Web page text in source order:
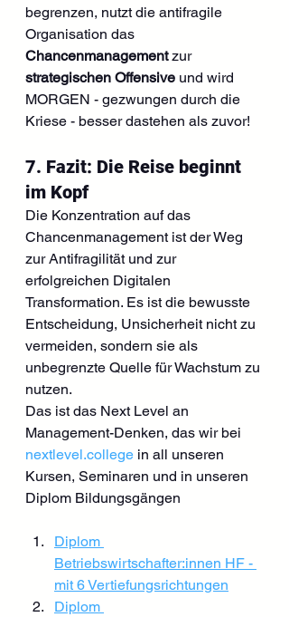
begrenzen, nutzt die antifragile
Organisation das
Chancenmanagement zur
strategischen Offensive und wird
MORGEN - gezwungen durch die
Kriese - besser dastehen als zuvor!
7. Fazit: Die Reise beginnt
im Kopf
Die Konzentration auf das
Chancenmanagement ist der Weg
zur Antifragilität und zur
erfolgreichen Digitalen
Transformation. Es ist die bewusste
Entscheidung, Unsicherheit nicht zu
vermeiden, sondern sie als
unbegrenzte Quelle für Wachstum zu
nutzen.
Das ist das Next Level an
Management-Denken, das wir bei
nextlevel.college in all unseren
Kursen, Seminaren und in unseren
Diplom Bildungsgängen
Diplom
Betriebswirtschafter:innen HF -
mit 6 Vertiefungsrichtungen
Diplom